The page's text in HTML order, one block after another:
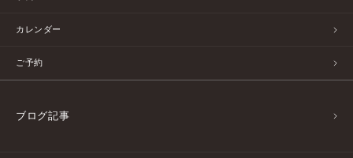
カレンダー
ご予約
ブログ記事